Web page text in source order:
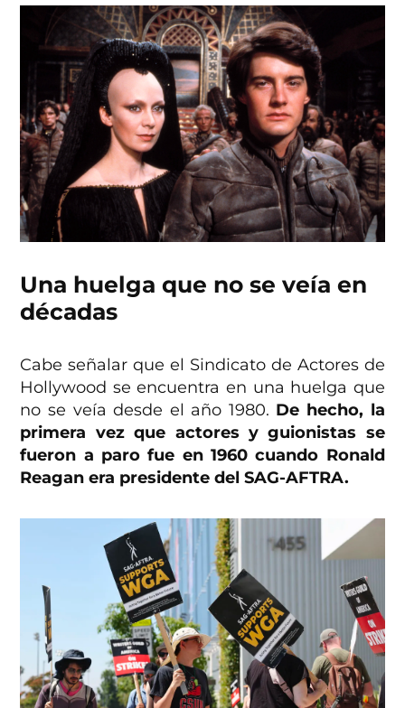
Una huelga que no se veía en
décadas
Cabe señalar que el Sindicato de Actores de
Hollywood se encuentra en una huelga que
no se veía desde el año 1980. De hecho, la
primera vez que actores y guionistas se
fueron a paro fue en 1960 cuando Ronald
Reagan era presidente del SAG-AFTRA.